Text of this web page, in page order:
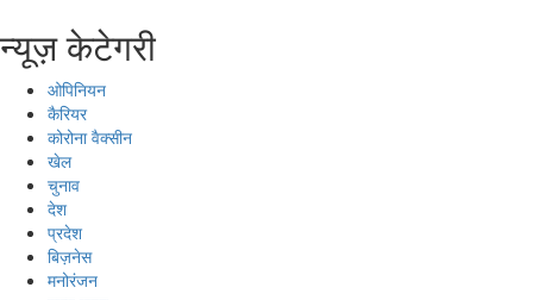
न्यूज़ केटेगरी
ओपिनियन
कैरियर
कोरोना वैक्सीन
खेल
चुनाव
देश
प्रदेश
बिज़नेस
मनोरंजन